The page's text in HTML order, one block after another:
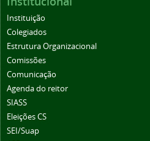
Instituição
Colegiados
Estrutura Organizacional
Comissões
Comunicação
Agenda do reitor
SIASS
Eleições CS
SEI/Suap
A3P